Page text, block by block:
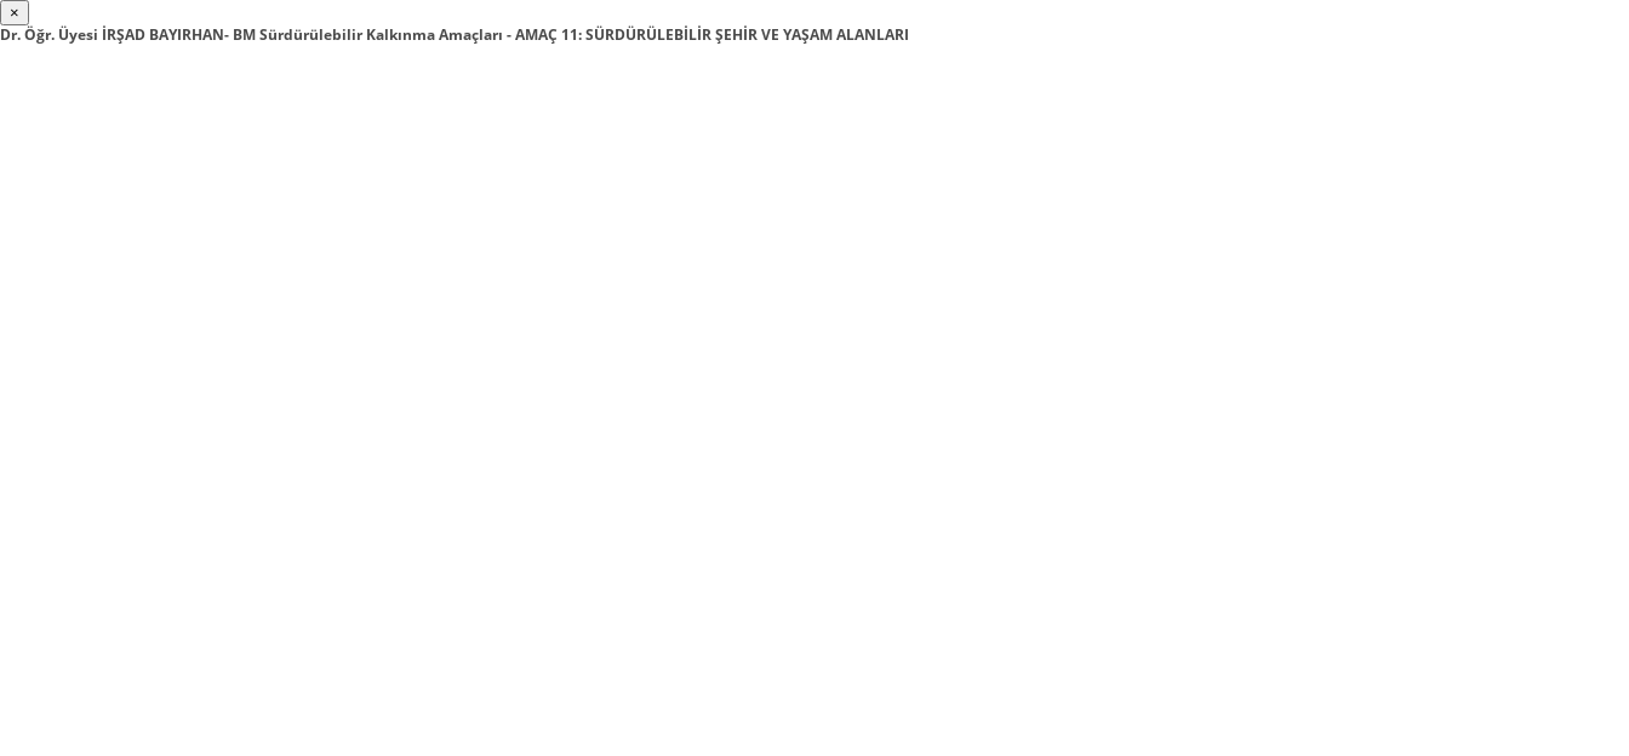
×
Dr. Öğr. Üyesi İRŞAD BAYIRHAN- BM Sürdürülebilir Kalkınma Amaçları - AMAÇ 11: SÜRDÜRÜLEBİLİR ŞEHİR VE YAŞAM ALANLARI